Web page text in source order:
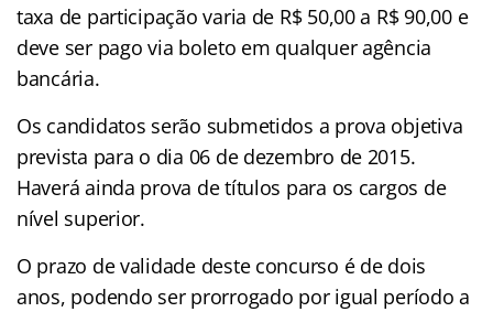
taxa de participação varia de R$ 50,00 a R$ 90,00 e
deve ser pago via boleto em qualquer agência
bancária.
Os candidatos serão submetidos a prova objetiva
prevista para o dia 06 de dezembro de 2015.
Haverá ainda prova de títulos para os cargos de
nível superior.
O prazo de validade deste concurso é de dois
anos, podendo ser prorrogado por igual período a